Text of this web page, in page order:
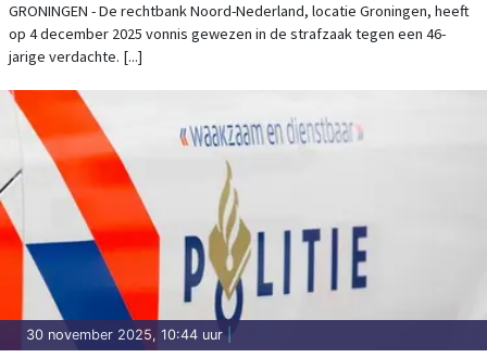
ZIJN ZOONTJE VAN HET LEVEN HEEFT
BEROOFD
GRONINGEN - De rechtbank Noord-Nederland, locatie Groningen, heeft
op 4 december 2025 vonnis gewezen in de strafzaak tegen een 46-
jarige verdachte. [...]
30 november 2025, 10:44 uur